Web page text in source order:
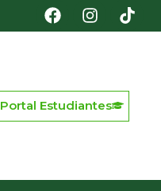
Portal Estudiantes